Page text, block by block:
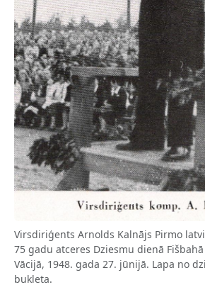
Virsdiriģents Arnolds Kalnājs Pirmo
75 gadu atceres Dziesmu dienā
Vācijā, 1948. gada 27. jūnijā. Lapa no
bukleta.